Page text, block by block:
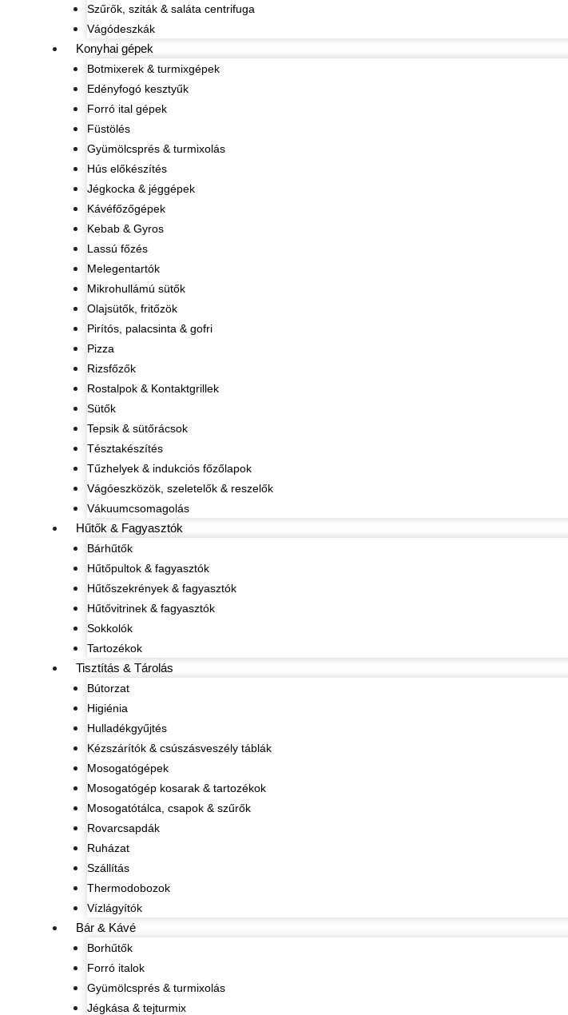
Szűrők, sziták & saláta centrifuga
Vágódeszkák
Konyhai gépek
Botmixerek & turmixgépek
Edényfogó kesztyűk
Forró ital gépek
Füstölés
Gyümölcsprés & turmixolás
Hús előkészítés
Jégkocka & jéggépek
Kávéfőzőgépek
Kebab & Gyros
Lassú főzés
Melegentartók
Mikrohullámú sütők
Olajsütők, fritőzök
Pirítós, palacsinta & gofri
Pizza
Rizsfőzők
Rostalpok & Kontaktgrillek
Sütők
Tepsik & sütőrácsok
Tésztakészítés
Tűzhelyek & indukciós főzőlapok
Vágóeszközök, szeletelők & reszelők
Vákuumcsomagolás
Hűtők & Fagyasztók
Bárhűtők
Hűtőpultok & fagyasztók
Hűtőszekrények & fagyasztók
Hűtővitrinek & fagyasztók
Sokkolók
Tartozékok
Tisztítás & Tárolás
Bútorzat
Higiénia
Hulladékgyűjtés
Kézszárítók & csúszásveszély táblák
Mosogatógépek
Mosogatógép kosarak & tartozékok
Mosogatótálca, csapok & szűrők
Rovarcsapdák
Ruházat
Szállítás
Thermodobozok
Vízlágyítók
Bár & Kávé
Borhűtők
Forró italok
Gyümölcsprés & turmixolás
Jégkása & tejturmix